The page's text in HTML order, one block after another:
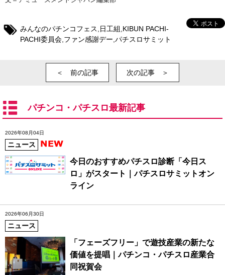
みんなのパチンコフェス 日工組 KIBUN PACHI-
PACHI委員会 ファン感謝デー パチスロサミット
＜ 前の記事 次の記事 ＞
パチンコ・パチスロ最新記事
2026年08月04日
ニュース
今日のおすすめパチスロ診断「今日ス
ロ」がスタート｜パチスロサミットオン
ライン
2026年06月30日
ニュース
「フェーズフリー」で遊技産業の新たな
価値を提唱｜パチンコ・パチスロ産業合
同祝賀会